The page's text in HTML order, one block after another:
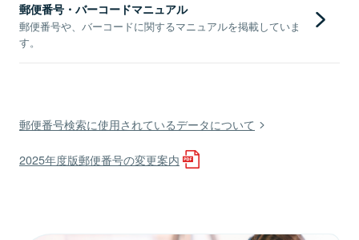
郵便番号・バーコードマニュアル
郵便番号や、バーコードに関するマニュアルを掲載していま
す。
郵便番号検索に使用されているデータについて
2025年度版郵便番号の変更案内